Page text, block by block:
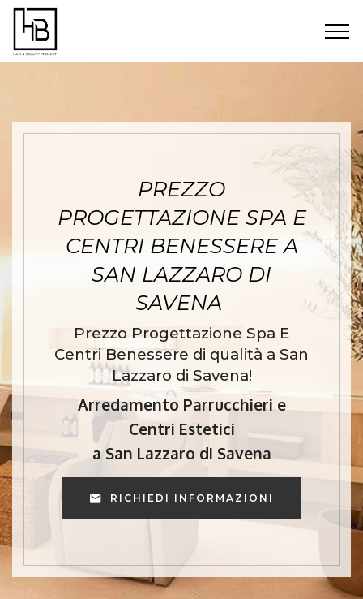
PREZZO
PROGETTAZIONE SPA E
CENTRI BENESSERE A
SAN LAZZARO DI
SAVENA
Prezzo Progettazione Spa E
Centri Benessere di qualità a San
Lazzaro di Savena!
Arredamento Parrucchieri e
Centri Estetici
a San Lazzaro di Savena
RICHIEDI INFORMAZIONI